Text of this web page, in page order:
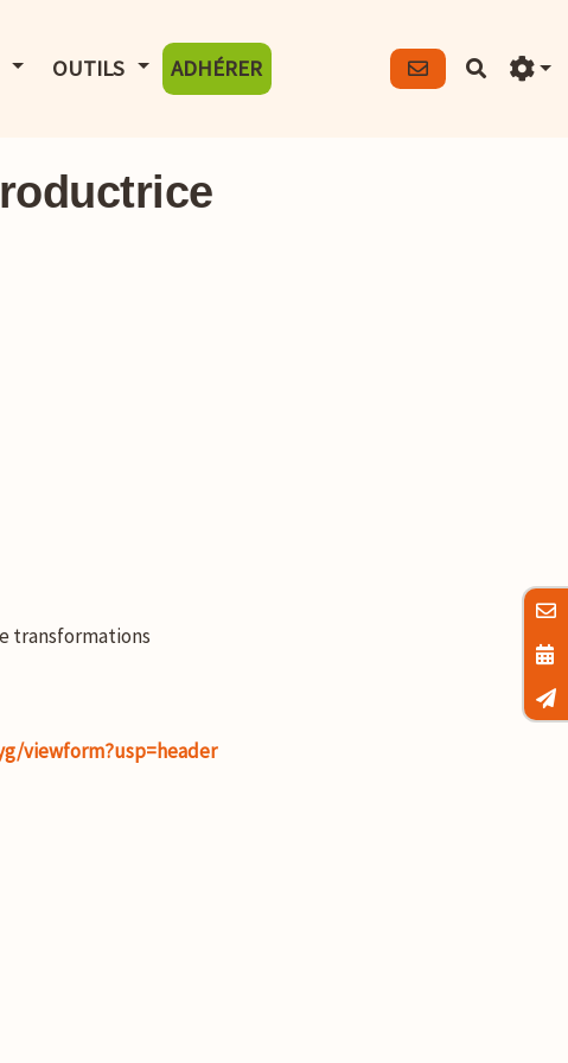
AFFICHER LE MENU
OUTILS AFFICHER LE MENU
ADHÉRER
transformations
viewform?usp=header